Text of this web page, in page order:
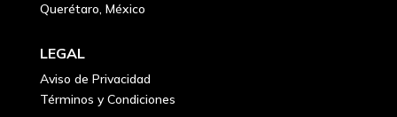
Querétaro, México
LEGAL
Aviso de Privacidad
Términos y Condiciones